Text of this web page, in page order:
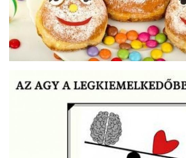
Kultúra
Történelem
Egészség